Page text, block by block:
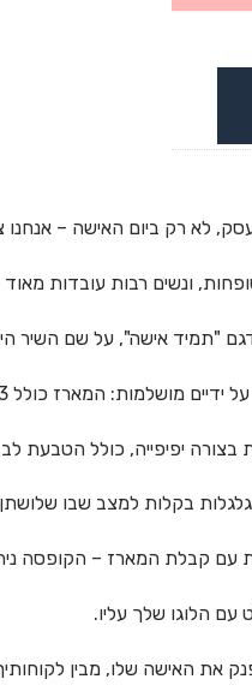
לא רק ביום האישה –
ונשים רבות עובדות
"תמיד אישה", על שם השיר
בתוך כלי מתכת שימושי, מראת כיס עגולה וקרם ידיים יוקרתי.
יפיפייה, כולל הטבעת
בקלות למצב שבו שלושתן
קבלת המארז – הקופסה
עם הלוגו שלך עליו.
את האישה שלו, מבין